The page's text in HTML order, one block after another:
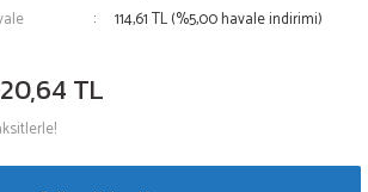
114,61 TL (%5,00 havale indirimi)
TL